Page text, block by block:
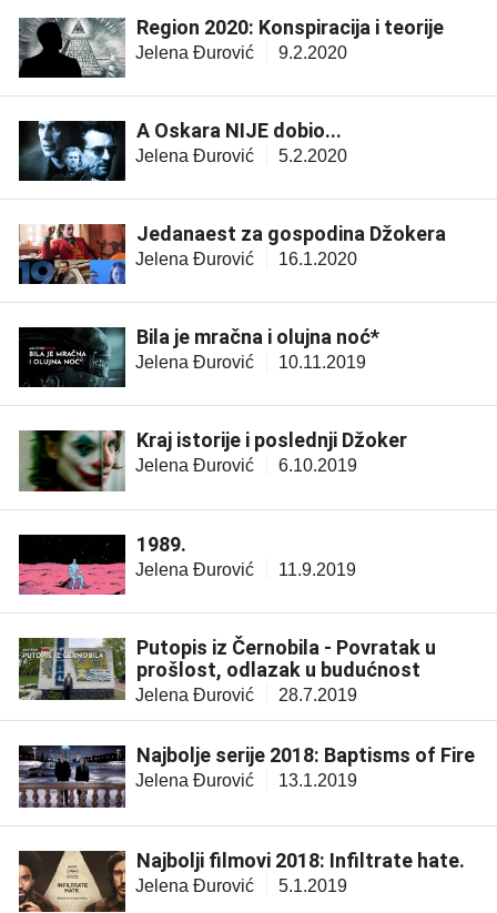
Region 2020: Konspiracija i teorije
Jelena Đurović 9.2.2020
A Oskara NIJE dobio...
Jelena Đurović 5.2.2020
Jedanaest za gospodina Džokera
Jelena Đurović 16.1.2020
Bila je mračna i olujna noć*
Jelena Đurović 10.11.2019
Kraj istorije i poslednji Džoker
Jelena Đurović 6.10.2019
1989.
Jelena Đurović 11.9.2019
Putopis iz Černobila - Povratak u
prošlost, odlazak u budućnost
Jelena Đurović 28.7.2019
Najbolje serije 2018: Baptisms of Fire
Jelena Đurović 13.1.2019
Najbolji filmovi 2018: Infiltrate hate.
Jelena Đurović 5.1.2019